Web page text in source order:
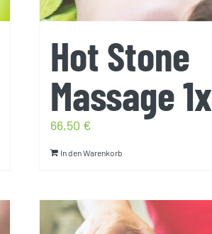
Hot Stone
Massage 1x
66,50 €
In den Warenkorb